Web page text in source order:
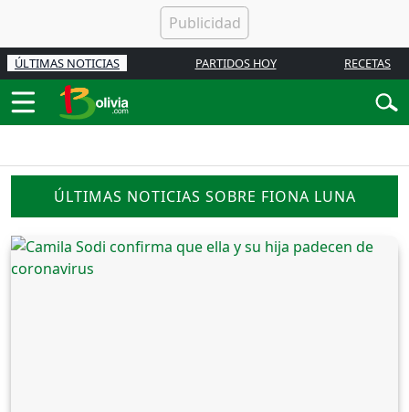
ÚLTIMAS NOTICIAS PARTIDOS HOY RECETAS
ÚLTIMAS NOTICIAS SOBRE FIONA LUNA